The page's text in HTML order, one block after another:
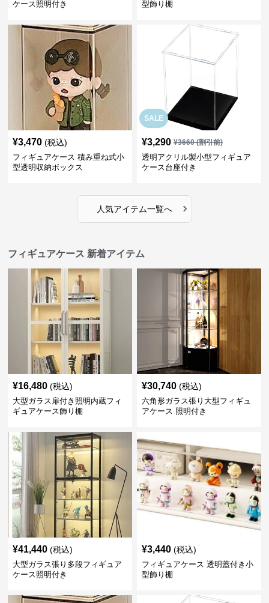
ケース照明付き 型飾り棚
¥3,470 (税込)
フィギュアケース 積み重ね式小
型透明収納ボックス
SALE
¥3,290 ¥3660(割引前)
透明アクリル製小型フィギュア
ケース台座付き
人気アイテム一覧へ ›
フィギュアケース 新着アイテム
¥16,480 (税込)
大型ガラス扉付き照明内蔵フィ
ギュアケース飾り棚
¥30,740 (税込)
六角形ガラス張り大型フィギュ
アケース 照明付き
¥41,440 (税込)
大型ガラス張り多段フィギュア
ケース照明付き
¥3,440 (税込)
フィギュアケース 透明蓋付き小
型飾り棚